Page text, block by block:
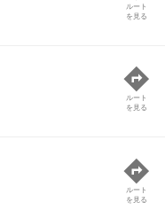
ルート
を見る
ルート
を見る
ルート
を見る